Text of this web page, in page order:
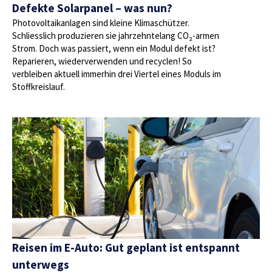
Defekte Solarpanel – was nun?
Photovoltaikanlagen sind kleine Klimaschützer.
Schliesslich produzieren sie jahrzehntelang CO₂-armen
Strom. Doch was passiert, wenn ein Modul defekt ist?
Reparieren, wiederverwenden und recyclen! So
verbleiben aktuell immerhin drei Viertel eines Moduls im
Stoffkreislauf.
Reisen im E-Auto: Gut geplant ist entspannt
unterwegs